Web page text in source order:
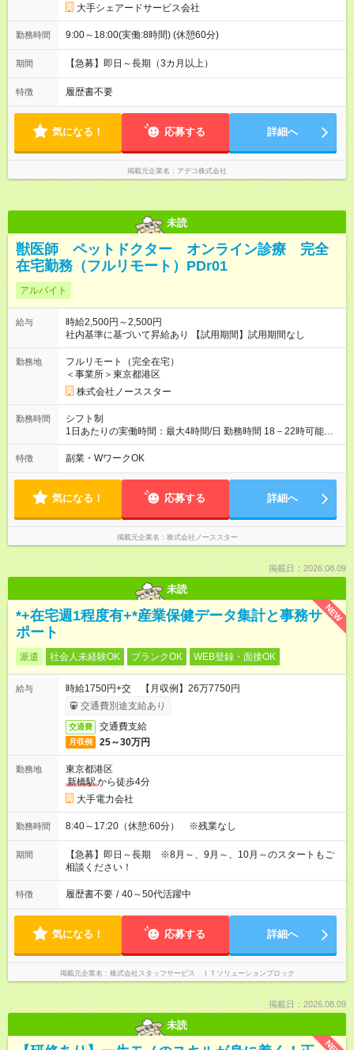
大手シェアードサービス会社
勤務時間 9:00～18:00(実働:8時間) (休憩60分)
期間 【急募】即日～長期（3カ月以上）
特徴 履歴書不要
気になる！ 応募する 詳細へ
掲載元企業名 アデコ株式会社
未読
獣医師 ペットドクター オンライン診療 完全
在宅勤務（フルリモート）PDr01
アルバイト
給与
時給2,500円～2,500円
社内基準に基づいて昇給あり 【試用期間】試用期間なし
勤務地
フルリモート（完全在宅）
＜事業所＞東京都港区
株式会社ノーススター
勤務時間
シフト制
1日あたりの実働時間：最大4時間/日 勤務時間 18－22時可能な
方
特徴 副業・WワークOK
気になる！ 応募する 詳細へ
掲載元企業名 株式会社ノーススター
掲載日：2026.08.09
未読
NEW
*+在宅週1程度有+*産業保健データ集計と事務サ
ポート
派遣 社会人未経験OK ブランクOK WEB登録・面接OK
給与
時給1750円+交 【月収例】26万7750円
交通費別途支給あり
交通費 交通費支給
月収例 25～30万円
勤務地
東京都港区
新橋駅から徒歩4分
大手電力会社
勤務時間 8:40～17:20（休憩:60分） ※残業なし
期間
【急募】即日～長期 ※8月～、9月～、10月～のスタートもご
相談ください！
特徴 履歴書不要 / 40～50代活躍中
気になる！ 応募する 詳細へ
掲載元企業名 株式会社スタッフサービス ＩＴソリューションブロック
掲載日：2026.08.09
未読